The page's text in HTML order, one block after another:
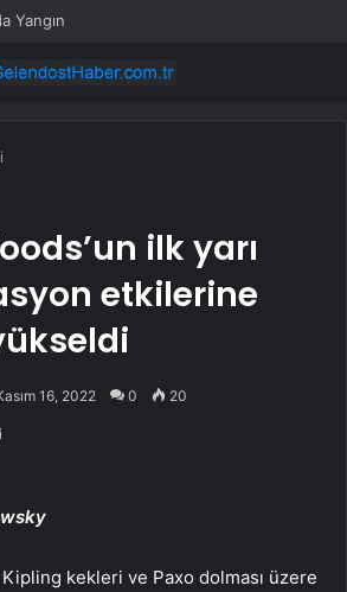
Yangın
ilk yarı
etkilerine
16, 2022 0 20
kekleri ve Paxo dolması üzere